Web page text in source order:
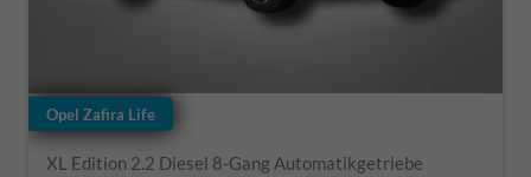
Opel Zafira Life
XL Edition 2.2 Diesel 8-Gang Automatikgetriebe